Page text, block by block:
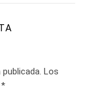
Los
*